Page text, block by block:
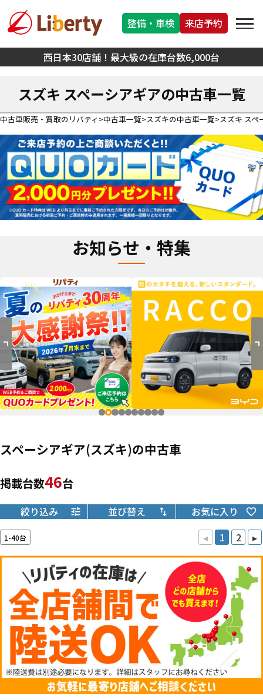
西日本30店舗！最大級の在庫台数6,000台
整備・車検 来店予約
スズキ スペーシアギアの中古車一覧
中古車販売・買取のリバティ 中古車一覧 スズキの中古車一覧 スズキ スペ
お知らせ・特集
スペーシアギア(スズキ)の中古車
掲載台数46台
絞り込み 並び替え お気に入り
1-40台 ◂ 1 2 ▸